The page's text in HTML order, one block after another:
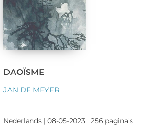
DAOÏSME
JAN DE MEYER
Nederlands | 08-05-2023 | 256 pagina's